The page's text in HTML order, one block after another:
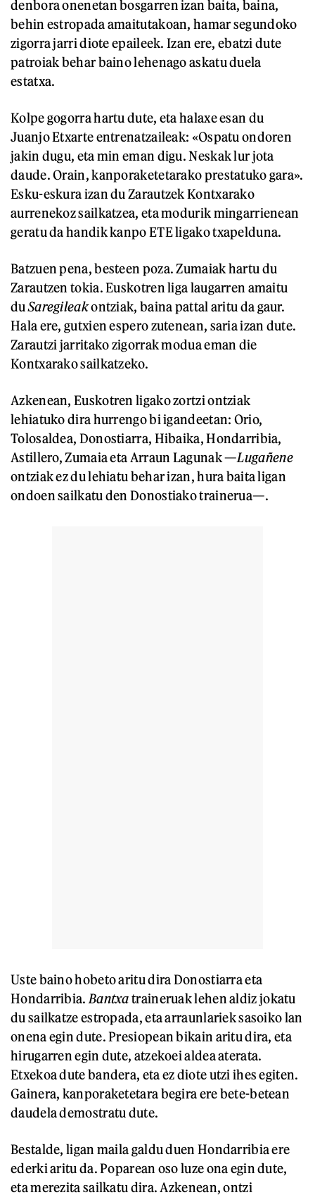
denbora onenetan bosgarren izan baita, baina,
behin estropada amaitutakoan, hamar segundoko
zigorra jarri diote epaileek. Izan ere, ebatzi dute
patroiak behar baino lehenago askatu duela
estatxa.
Kolpe gogorra hartu dute, eta halaxe esan du
Juanjo Etxarte entrenatzaileak: «Ospatu ondoren
jakin dugu, eta min eman digu. Neskak lur jota
daude. Orain, kanporaketetarako prestatuko gara».
Esku-eskura izan du Zarautzek Kontxarako
aurrenekoz sailkatzea, eta modurik mingarrienean
geratu da handik kanpo ETE ligako txapelduna.
Batzuen pena, besteen poza. Zumaiak hartu du
Zarautzen tokia. Euskotren liga laugarren amaitu
duSaregileakontziak, baina pattal aritu da gaur.
Hala ere, gutxien espero zutenean, saria izan dute.
Zarautzi jarritako zigorrak modua eman die
Kontxarako sailkatzeko.
Azkenean, Euskotren ligako zortzi ontziak
lehiatuko dira hurrengo bi igandeetan: Orio,
Tolosaldea, Donostiarra, Hibaika, Hondarribia,
Astillero, Zumaia eta Arraun Lagunak —Lugañene
ontziak ez du lehiatu behar izan, hura baita ligan
ondoen sailkatu den Donostiako trainerua—.
Uste baino hobeto aritu dira Donostiarra eta
Hondarribia. Bantxatraineruak lehen aldiz jokatu
du sailkatze estropada, eta arraunlariek sasoiko lan
onena egin dute. Presiopean bikain aritu dira, eta
hirugarren egin dute, atzekoei aldea aterata.
Etxekoa dute bandera, eta ez diote utzi ihes egiten.
Gainera, kanporaketetara begira ere bete-betean
daudela demostratu dute.
Bestalde, ligan maila galdu duen Hondarribia ere
ederki aritu da. Poparean oso luze ona egin dute,
eta merezita sailkatu dira. Azkenean, ontzi